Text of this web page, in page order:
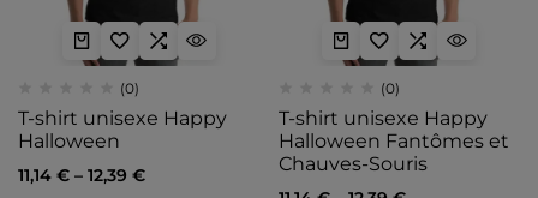
(0)
T-shirt unisexe Happy
Halloween
11,14 € – 12,39 €
(0)
T-shirt unisexe Happy
Halloween Fantômes et
Chauves-Souris